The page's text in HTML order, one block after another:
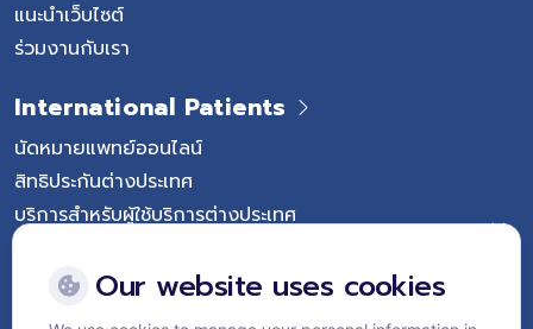
แนะนำเว็บไซต์
ร่วมงานกับเรา
International Patients
นัดหมายแพทย์ออนไลน์
สิทธิประกันต่างประเทศ
บริการสำหรับผู้ใช้บริการต่างประเทศ
Follow Vejthani International Hospital
Our website uses cookies